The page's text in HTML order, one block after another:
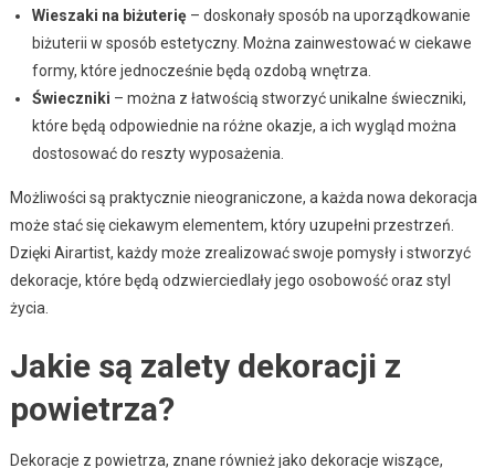
Wieszaki na biżuterię– doskonały sposób na uporządkowanie
biżuterii w sposób estetyczny. Można zainwestować w ciekawe
formy, które jednocześnie będą ozdobą wnętrza.
Świeczniki – można z łatwością stworzyć unikalne świeczniki,
które będą odpowiednie na różne okazje, a ich wygląd można
dostosować do reszty wyposażenia.
Możliwości są praktycznie nieograniczone, a każda nowa dekoracja
może stać się ciekawym elementem, który uzupełni przestrzeń.
Dzięki Airartist, każdy może zrealizować swoje pomysły i stworzyć
dekoracje, które będą odzwierciedlały jego osobowość oraz styl
życia.
Jakie są zalety dekoracji z
powietrza?
Dekoracje z powietrza, znane również jako dekoracje wiszące,